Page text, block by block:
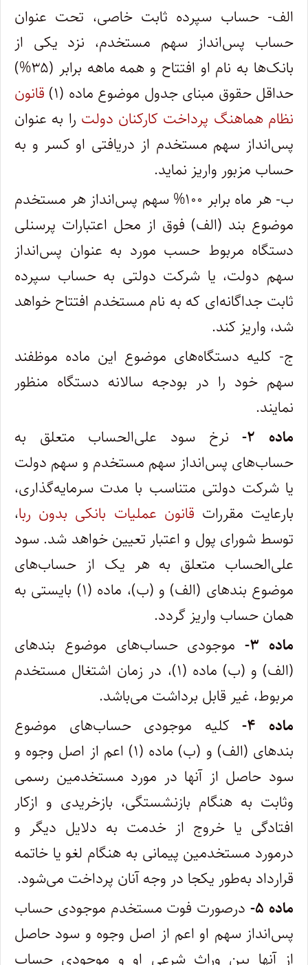
‌الف- حساب سپرده ثابت خاصی، تحت عنوان
حساب پس‌انداز سهم مستخدم، نزد یکی از
بانک‌ها به نام او افتتاح و همه ماهه برابر (۳۵%)‌
حداقل حقوق مبنای جدول موضوع ماده (۱)
قانون
نظام هماهنگ پرداخت کارکنان دولت را به عنوان
پس‌انداز سهم مستخدم از دریافتی او کسر و به
حساب مزبور واریز نماید.
ب- هر ماه برابر ۱۰۰% سهم پس‌انداز هر مستخدم
موضوع بند (‌الف) فوق از محل اعتبارات پرسنلی
دستگاه مربوط حسب مورد به عنوان پس‌انداز
سهم دولت، یا شرکت دولتی به حساب سپرده
ثابت جداگانه‌ای که به نام مستخدم افتتاح خواهد
شد، واریز کند.
ج- کلیه دستگاه‌های موضوع این ماده موظفند
سهم خود را در بودجه سالانه دستگاه منظور
نمایند.
‌ماده ۲-
نرخ سود علی‌الحساب متعلق به
حساب‌های پس‌انداز سهم مستخدم و سهم دولت
یا شرکت دولتی متناسب با مدت سرمایه‌گذاری،
با‌رعایت مقررات قانون عملیات بانکی بدون ربا،
توسط شورای پول و اعتبار تعیین خواهد شد. سود
علی‌الحساب متعلق به هر یک از حساب‌های
موضوع بندهای (‌الف) و (ب)، ماده (۱) بایستی به
همان حساب واریز گردد.
‌ماده ۳-
موجودی حساب‌های موضوع بندهای
(‌الف) و (ب) ماده (۱)، در زمان اشتغال مستخدم
مربوط، غیر قابل برداشت می‌باشد.
‌ماده ۴-
کلیه موجودی حساب‌های موضوع
بندهای (‌الف) و (ب) ماده (۱) اعم از اصل وجوه و
سود حاصل از آنها در مورد مستخدمین رسمی
و‌ثابت به هنگام بازنشستگی، بازخریدی و ازکار
افتادگی یا خروج از خدمت به دلایل دیگر و
درمورد مستخدمین پیمانی به هنگام لغو یا خاتمه
قرارداد به‌طور یکجا در وجه آنان پرداخت می‌شود.
‌ماده ۵-
درصورت فوت مستخدم موجودی حساب
پس‌انداز سهم او اعم از اصل وجوه و سود حاصل
از آنها بین وراث شرعی او و موجودی حساب